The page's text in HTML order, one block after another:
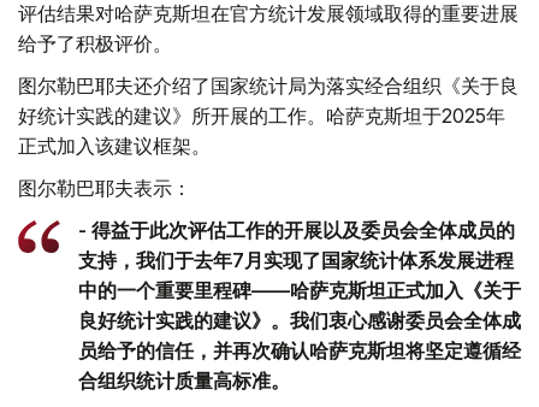
评估结果对哈萨克斯坦在官方统计发展领域取得的重要进展
给予了积极评价。
图尔勒巴耶夫还介绍了国家统计局为落实经合组织《关于良
好统计实践的建议》所开展的工作。哈萨克斯坦于2025年
正式加入该建议框架。
图尔勒巴耶夫表示：
- 得益于此次评估工作的开展以及委员会全体成员的
支持，我们于去年7月实现了国家统计体系发展进程
中的一个重要里程碑——哈萨克斯坦正式加入《关于
良好统计实践的建议》。我们衷心感谢委员会全体成
员给予的信任，并再次确认哈萨克斯坦将坚定遵循经
合组织统计质量高标准。